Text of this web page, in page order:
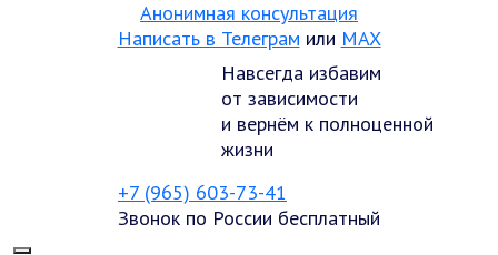
Анонимная консультация
Написать в Телеграм или MAX
Навсегда избавим
от зависимости
и вернём к полноценной
жизни
+7 (965) 603-73-41
Звонок по России бесплатный